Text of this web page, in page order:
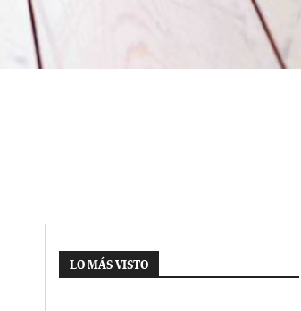
LO MÁS VISTO